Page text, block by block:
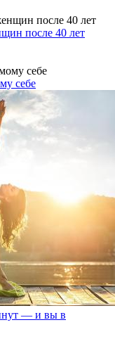
после 40 лет
себе
— и вы в